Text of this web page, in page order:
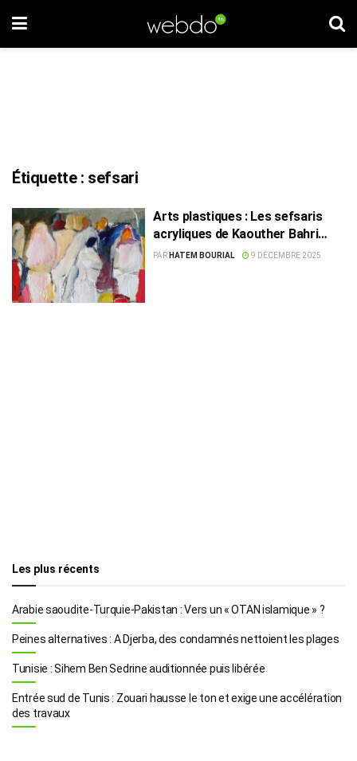
Étiquette : sefsari
Arts plastiques : Les sefsaris
acryliques de Kaouther Bahri
Darghouth
PAR HATEM BOURIAL 9 DÉCEMBRE 2025
Les plus récents
Arabie saoudite-Turquie-Pakistan : Vers un « OTAN islamique » ?
Peines alternatives : A Djerba, des condamnés nettoient les plages
Tunisie : Sihem Ben Sedrine auditionnée puis libérée
Entrée sud de Tunis : Zouari hausse le ton et exige une accélération
des travaux